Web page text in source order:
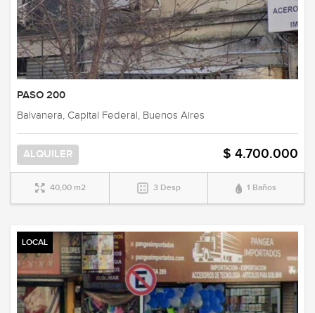
PASO 200
Balvanera, Capital Federal, Buenos Aires
ALQUILER $ 4.700.000
40,00 m2 3 Desp 1 Baños
LOCAL